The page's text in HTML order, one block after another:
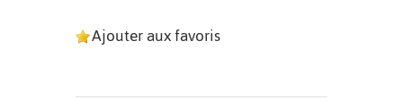
Ajouter aux favoris